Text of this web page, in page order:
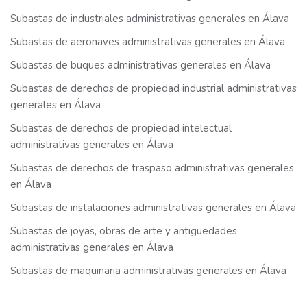
Subastas de industriales administrativas generales en Álava
Subastas de aeronaves administrativas generales en Álava
Subastas de buques administrativas generales en Álava
Subastas de derechos de propiedad industrial administrativas
generales en Álava
Subastas de derechos de propiedad intelectual
administrativas generales en Álava
Subastas de derechos de traspaso administrativas generales
en Álava
Subastas de instalaciones administrativas generales en Álava
Subastas de joyas, obras de arte y antigüedades
administrativas generales en Álava
Subastas de maquinaria administrativas generales en Álava